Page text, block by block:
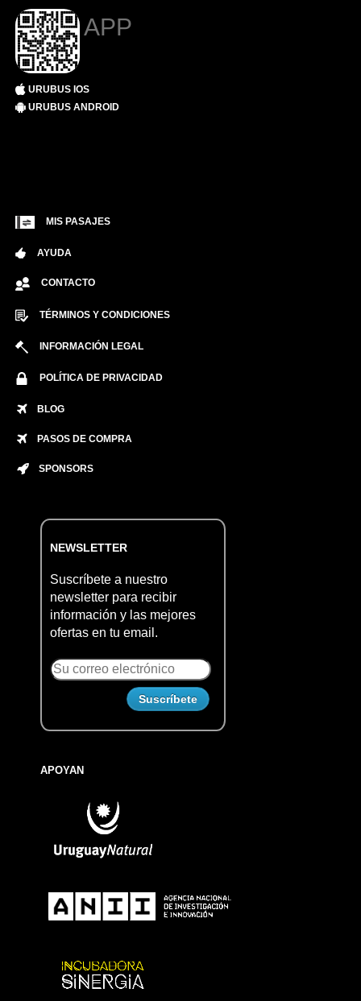
APP
URUBUS IOS
URUBUS ANDROID
MIS PASAJES
AYUDA
CONTACTO
TÉRMINOS Y CONDICIONES
INFORMACIÓN LEGAL
POLÍTICA DE PRIVACIDAD
BLOG
PASOS DE COMPRA
SPONSORS
NEWSLETTER
Suscríbete a nuestro
newsletter para recibir
información y las mejores
ofertas en tu email.
APOYAN